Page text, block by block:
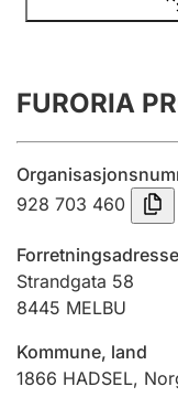
Årsrekneskap
Innsending og
Jeger
FURORIA
928 703 460
Forretningsadresse
Strandgata 58
8445 MELBU
Kommune, land
1866 HADSEL,